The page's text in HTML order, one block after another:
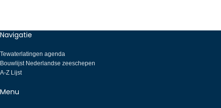
Navigatie
Tewaterlatingen agenda
Bouwlijst Nederlandse zeeschepen
A-Z Lijst
Menu